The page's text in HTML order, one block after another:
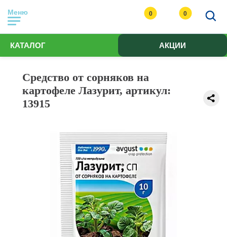
Меню 0 0
КАТАЛОГ АКЦИИ
Средство от сорняков на
картофеле Лазурит, артикул:
13915